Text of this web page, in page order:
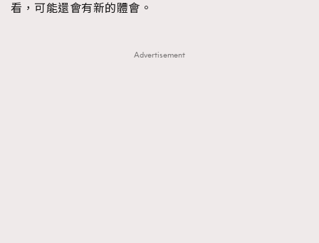
FashionWeek
看，可能還會有新的體會。
Advertisement